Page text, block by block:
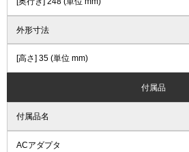
外形寸法
[高さ] 35 (単位 mm)
付属品
付属品名
ACアダプタ